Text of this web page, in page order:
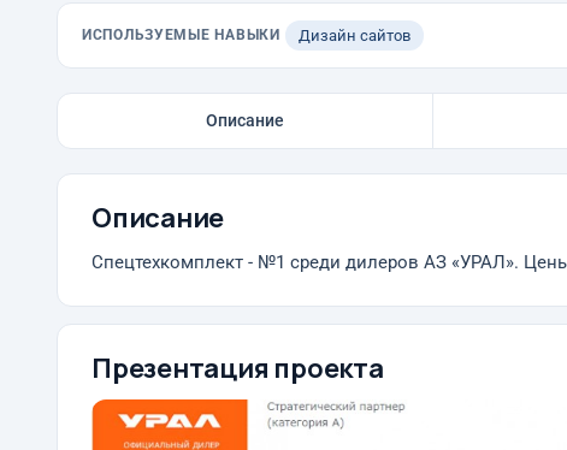
ИСПОЛЬЗУЕМЫЕ НАВЫКИ Дизайн сайтов
Описание
Описание
Спецтехкомплект - №1 среди дилеров АЗ «УРАЛ».
Презентация проекта